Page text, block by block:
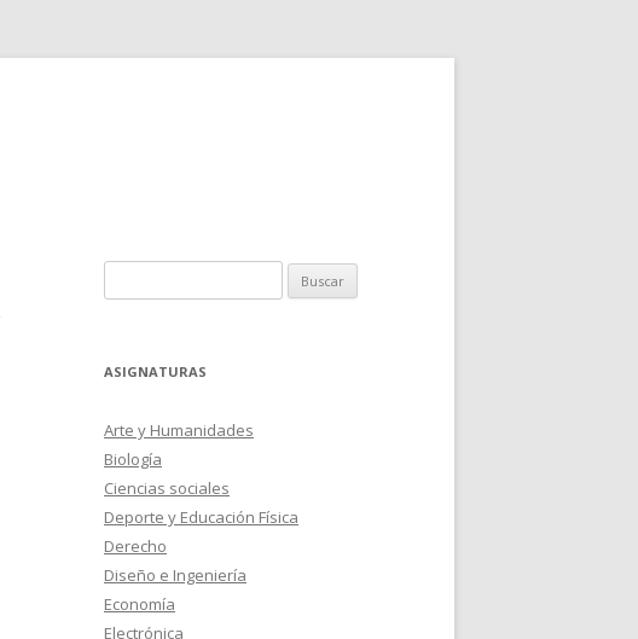
ASIGNATURAS
Arte y Humanidades
Biología
Ciencias sociales
Deporte y Educación Física
Derecho
Diseño e Ingeniería
Economía
Electrónica